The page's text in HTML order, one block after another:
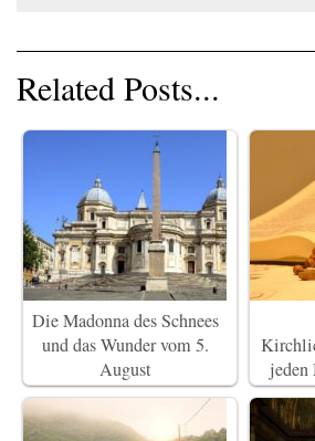
Related Posts...
Die Madonna des Schnees
und das Wunder vom 5.
August
jeden